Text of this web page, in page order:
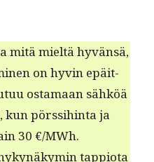
mitä mieltä hyvän­sä,
on hyvin epäit­
osta­maan sähköä
kun pörssi­hin­ta ja
30 €/MWh.
tap­pi­o­ta